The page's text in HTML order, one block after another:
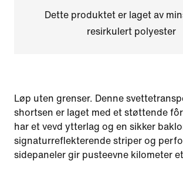
Dette produktet er laget av
resirkulert polyester
Løp uten grenser. Denne
shortsen er laget med et støttende
har et vevd ytterlag og en sikker
signaturreflekterende striper og
sidepaneler gir pusteevne kilometer